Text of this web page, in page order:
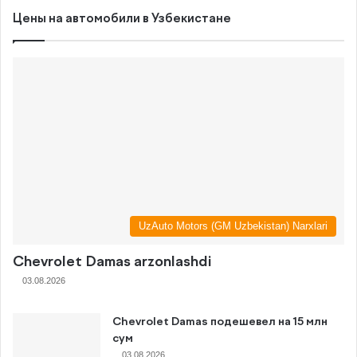
Цены на автомобили в Узбекистане
UzAuto Motors (GM Uzbekistan) Narxlari
Chevrolet Damas arzonlashdi
03.08.2026
Chevrolet Damas подешевел на 15 млн
сум
03.08.2026